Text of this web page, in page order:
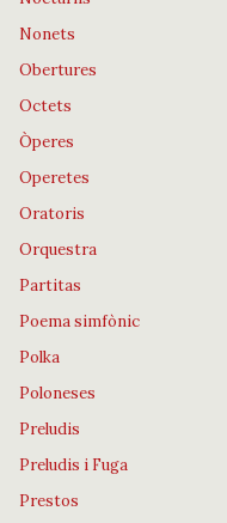
Nonets
Obertures
Octets
Òperes
Operetes
Oratoris
Orquestra
Partitas
Poema simfònic
Polka
Poloneses
Preludis
Preludis i Fuga
Prestos